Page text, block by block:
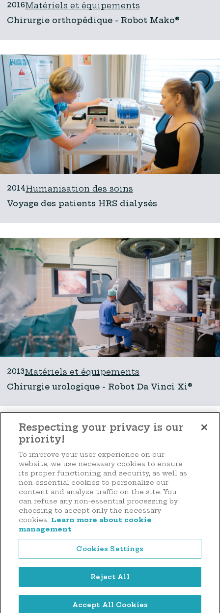
Faire un don
2016Matériels et équipements
Chirurgie orthopédique - Robot Mako®
2014Humanisation des soins
Voyage des patients HRS dialysés
2013Matériels et équipements
Chirurgie urologique - Robot Da Vinci Xi®
44 rue d'Anvers
L-1130 Luxembourg
Tél. : (+352) 2636 9900
Mentions légales
Politique de confidentialité
Respecting your privacy is our
priority!
To improve your user experience on our
website, we use necessary cookies to ensure
its proper functioning and security, as well as
non-essential cookies to personalize our
content and analyze traffic on the site. You
can refuse any non-essential processing by
choosing to accept only the necessary
cookies.
Learn more about cookie
management
Cookies Settings
Reject All
Accept All Cookies